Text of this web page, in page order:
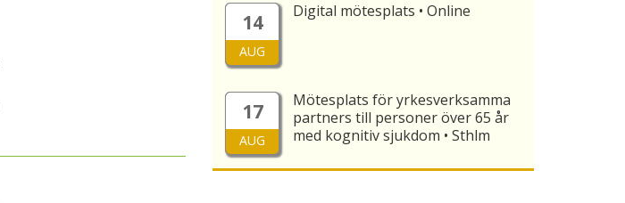
14
AUG
Digital mötesplats • Online
17
AUG
Mötesplats för yrkesverksamma
partners till personer över 65 år
med kognitiv sjukdom • Sthlm